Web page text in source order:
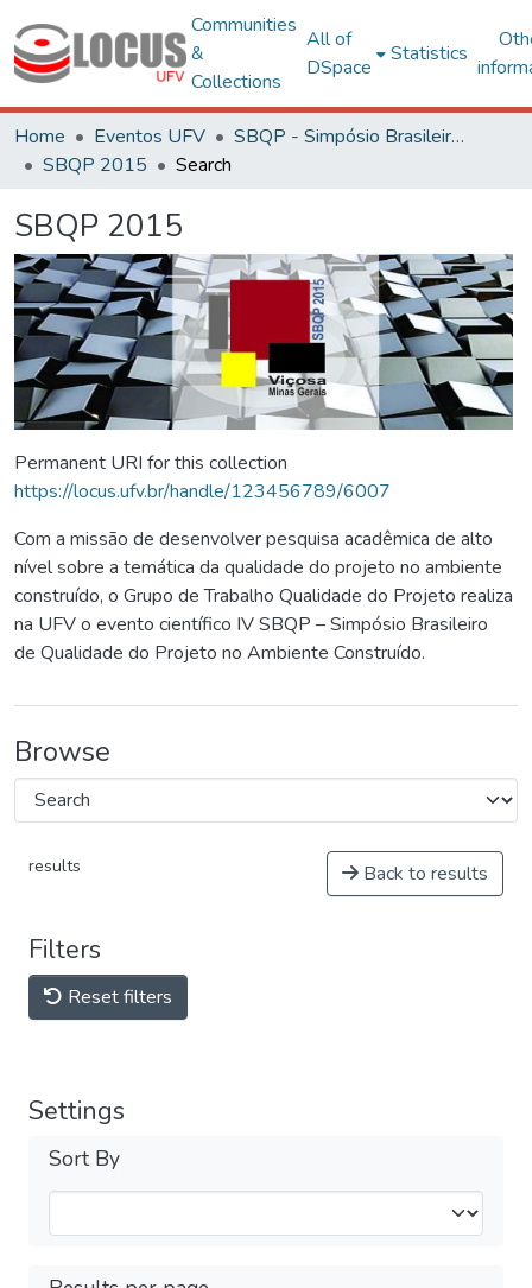
Communities
&
Collections
All of
DSpace
Statistics
Home Eventos UFV
SBQP - Simpósio Brasileiro de Qualidade do Projeto no Ambiente Construído
SBQP 2015
Search
SBQP 2015
Permanent URI for this collection
https://locus.ufv.br/handle/123456789/6007
Com a missão de desenvolver pesquisa acadêmica de alto
nível sobre a temática da qualidade do projeto no ambiente
construído, o Grupo de Trabalho Qualidade do Projeto realiza
na UFV o evento científico IV SBQP – Simpósio Brasileiro
de Qualidade do Projeto no Ambiente Construído.
Browse
results Back to results
Filters
Reset filters
Settings
Sort By